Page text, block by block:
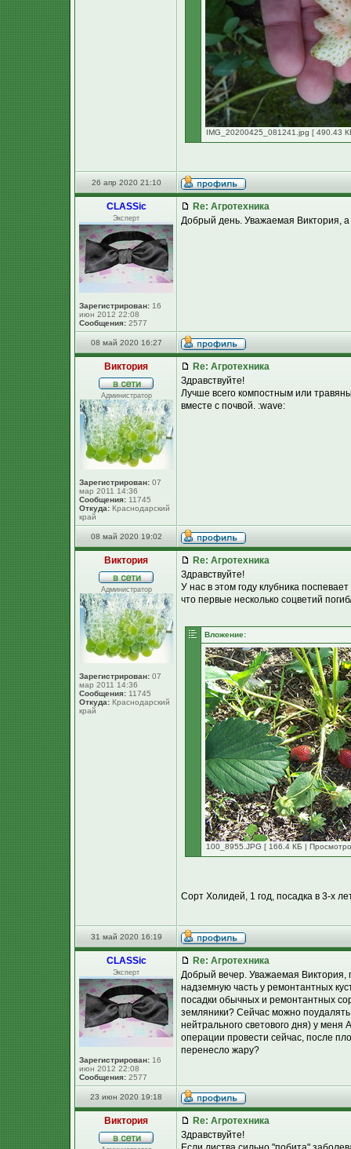
IMG_20200425_081241.jpg [ 490.43
26 апр 2020 21:10
CLASSic
Эксперт
Зарегистрирован: 16
июн 2012 22:08
Сообщения: 2577
Re: Агротехника
Добрый день. Уважаемая Виктория,
08 май 2020 16:27
Виктория
Администратор
Зарегистрирован: 07
мар 2011 14:36
Сообщения: 11745
Откуда: Краснодарский
край
Re: Агротехника
Здравствуйте!
Лучше всего компостным или
вместе с почвой. :wave:
08 май 2020 19:02
Виктория
Администратор
Зарегистрирован: 07
мар 2011 14:36
Сообщения: 11745
Откуда: Краснодарский
край
Re: Агротехника
Здравствуйте!
У нас в этом году клубника
что первые несколько соцветий
Вложение:
100_8955.JPG [ 166.4 КБ |
Сорт Холидей, 1 год, посадка в 3-х
31 май 2020 16:19
CLASSic
Эксперт
Зарегистрирован: 16
июн 2012 22:08
Сообщения: 2577
Re: Агротехника
Добрый вечер. Уважаемая Виктория,
надземную часть у ремонтантных
посадки обычных и ремонтантных
земляники? Сейчас можно
нейтрального светового дня) у меня
операции провести сейчас, после
перенесло жару?
23 июн 2020 19:18
Виктория
Re: Агротехника
Здравствуйте!